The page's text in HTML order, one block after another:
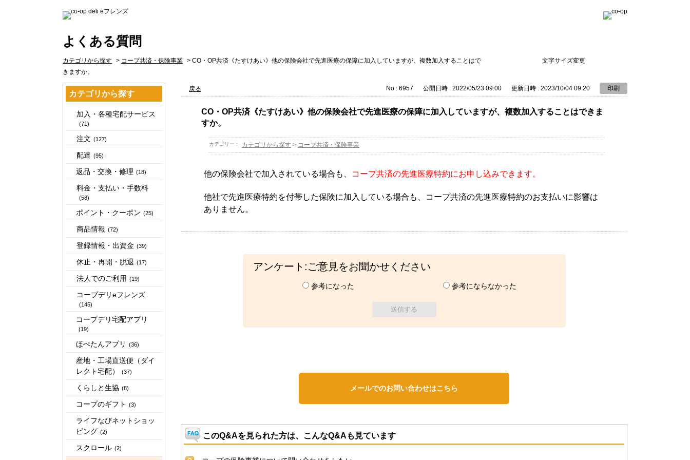
よくある質問
文字サイズ変更
カテゴリから探す > コープ共済・保険事業 > CO・OP共済《たすけあい》他の保険会社で先進医療の保障に加入していますが、複数加入することはで
きますか。
カテゴリから探す
加入・各種宅配サービス
(71)
注文 (127)
配達 (95)
返品・交換・修理 (18)
料金・支払い・手数料
(58)
ポイント・クーポン (25)
商品情報 (72)
登録情報・出資金 (39)
休止・再開・脱退 (17)
法人でのご利用 (19)
コープデリeフレンズ
(145)
コープデリ宅配アプリ
(19)
ほぺたんアプリ (36)
産地・工場直送便（ダイ
レクト宅配）
(37)
くらしと生協 (8)
コープのギフト (3)
ライフなびネットショッ
ピング (2)
スクロール (2)
戻る No : 6957 公開日時 : 2022/05/23 09:00 更新日時 : 2023/10/04 09:20 印刷
CO・OP共済《たすけあい》他の保険会社で先進医療の保障に加入していますが、複数加入することはできま
すか。
カテゴリー : カテゴリから探す > コープ共済・保険事業
他の保険会社で加入されている場合も、 コープ共済の先進医療特約にお申し込みできます。
他社で先進医療特約を付帯した保険に加入している場合も、コープ共済の先進医療特約のお支払いに影響は
ありません。
アンケート:ご意見をお聞かせください
参考になった 参考にならなかった
メールでのお問い合わせはこちら
このQ&Aを見られた方は、こんなQ&Aも見ています